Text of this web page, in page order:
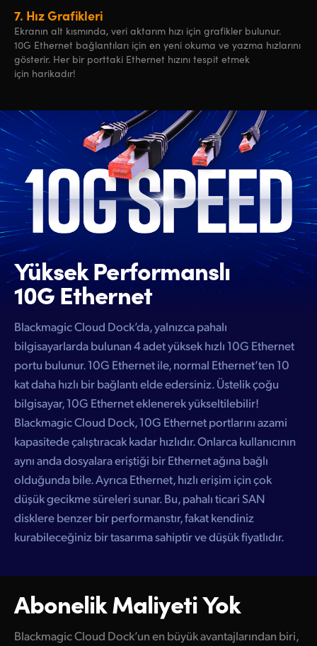
7. HızGrafikleri
Ekranın alt kısmında, veri aktarım hızı için grafikler bulunur.
10G Ethernet bağlantıları için en yeni okuma ve yazma hızlarını
gösterir. Her bir porttaki Ethernet hızını tespit etmek
için harikadır!
YüksekPerformanslı
10G Ethernet
Blackmagic Cloud Dock’da, yalnızca pahalı
bilgisayarlarda bulunan 4 adet yüksek hızlı 10G Ethernet
portu bulunur. 10G Ethernet ile, normal Ethernet’ten 10
kat daha hızlı bir bağlantı elde edersiniz. Üstelik çoğu
bilgisayar, 10G Ethernet eklenerek yükseltilebilir!
Blackmagic Cloud Dock, 10G Ethernet portlarını azami
kapasitede çalıştıracak kadar hızlıdır. Onlarca kullanıcının
aynı anda dosyalara eriştiği bir Ethernet ağına bağlı
olduğunda bile. Ayrıca Ethernet, hızlı erişim için çok
düşük gecikme süreleri sunar. Bu, pahalı ticari SAN
disklere benzer bir performanstır, fakat kendiniz
kurabileceğiniz bir tasarıma sahiptir ve düşük fiyatlıdır.
Abonelik Maliyeti Yok
Blackmagic Cloud Dock’un en büyük avantajlarından biri,